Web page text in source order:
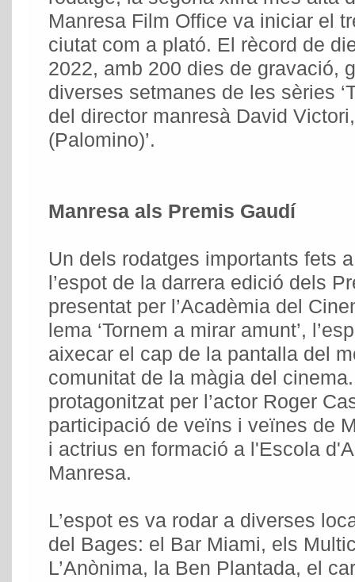
Manresa Film Office va iniciar el
ciutat com a plató. El rècord de
2022, amb 200 dies de gravació,
diverses setmanes de les sèries
del director manresà David
(Palomino)’.
Manresa als Premis Gaudí
Un dels rodatges importants fets
l’espot de la darrera edició dels
presentat per l’Acadèmia del
lema ‘Tornem a mirar amunt’,
aixecar el cap de la pantalla del
comunitat de la màgia del
protagonitzat per l’actor Roger
participació de veïns i veïnes de
i actrius en formació a l'Escola
Manresa.
L’espot es va rodar a diverses
del Bages: el Bar Miami, els
L’Anònima, la Ben Plantada, el